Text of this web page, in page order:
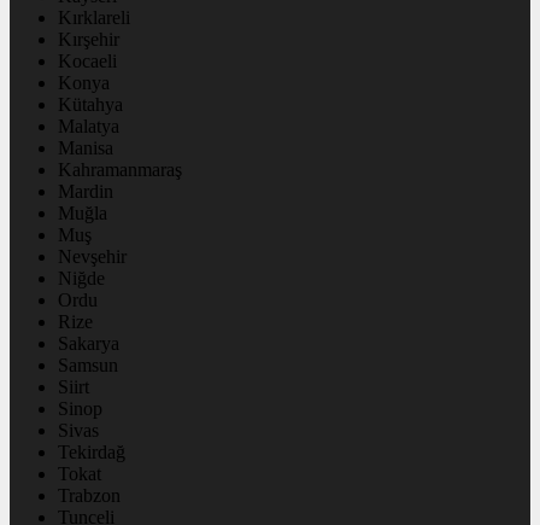
Kırklareli
Kırşehir
Kocaeli
Konya
Kütahya
Malatya
Manisa
Kahramanmaraş
Mardin
Muğla
Muş
Nevşehir
Niğde
Ordu
Rize
Sakarya
Samsun
Siirt
Sinop
Sivas
Tekirdağ
Tokat
Trabzon
Tunceli